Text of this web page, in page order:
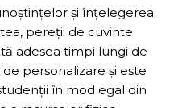
și înțelegerea
pereții de cuvinte
adesea timpi lungi de
personalizare și este
în mod egal din